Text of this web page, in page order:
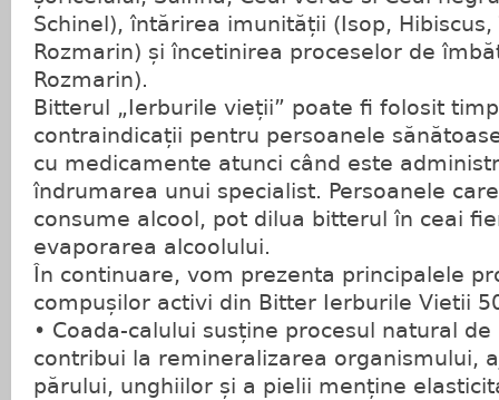
Schinel), întărirea imunității (Isop, Hibiscus,
Rozmarin) și încetinirea proceselor de
Rozmarin).
Bitterul „Ierburile vieții” poate fi folosit
contraindicații pentru persoanele
cu medicamente atunci când este
îndrumarea unui specialist. Persoanele
consume alcool, pot dilua bitterul în ceai
evaporarea alcoolului.
În continuare, vom prezenta principalele
compușilor activi din Bitter Ierburile Vietii
• Coada-calului susține procesul natural
contribui la remineralizarea organismului,
părului, unghiilor și a pielii menține